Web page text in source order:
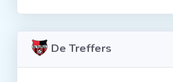
De Treffers